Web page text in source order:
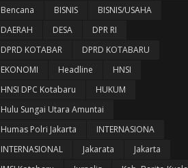
Bencana
BISNIS
BISNIS/USAHA
DAERAH
DESA
DPR RI
DPRD KOTABAR
DPRD KOTABARU
EKONOMI
Headline
HNSI
HNSI DPC Kotabaru
HUKUM
Hulu Sungai Utara Amuntai
Humas Polri Jakarta
INTERNASIONA
INTERNASIONAL
Jakarata
Jakarta